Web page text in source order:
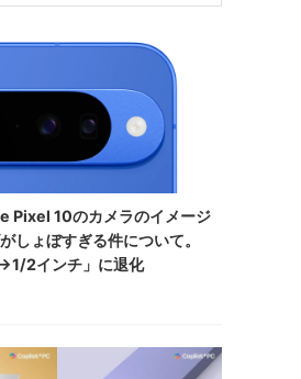
Pixel 10のカメラのイメージ
しょぼすぎる件について。
→1/2インチ」に退化